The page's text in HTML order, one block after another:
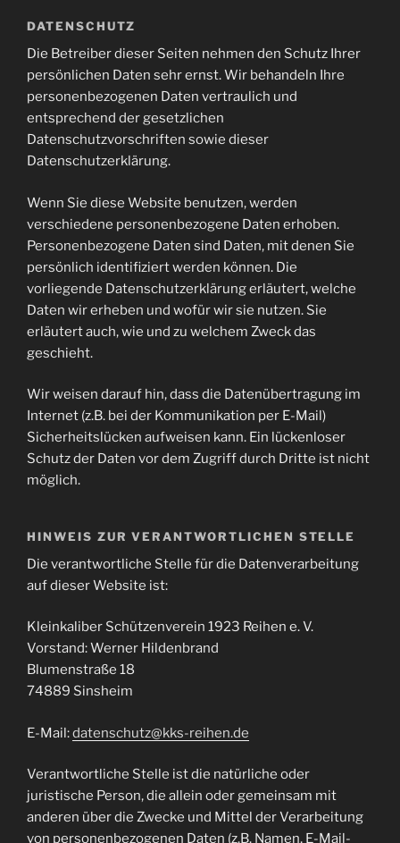
DATENSCHUTZ
Die Betreiber dieser Seiten nehmen den Schutz Ihrer
persönlichen Daten sehr ernst. Wir behandeln Ihre
personenbezogenen Daten vertraulich und
entsprechend der gesetzlichen
Datenschutzvorschriften sowie dieser
Datenschutzerklärung.
Wenn Sie diese Website benutzen, werden
verschiedene personenbezogene Daten erhoben.
Personenbezogene Daten sind Daten, mit denen Sie
persönlich identifiziert werden können. Die
vorliegende Datenschutzerklärung erläutert, welche
Daten wir erheben und wofür wir sie nutzen. Sie
erläutert auch, wie und zu welchem Zweck das
geschieht.
Wir weisen darauf hin, dass die Datenübertragung im
Internet (z.B. bei der Kommunikation per E-Mail)
Sicherheitslücken aufweisen kann. Ein lückenloser
Schutz der Daten vor dem Zugriff durch Dritte ist nicht
möglich.
HINWEIS ZUR VERANTWORTLICHEN STELLE
Die verantwortliche Stelle für die Datenverarbeitung
auf dieser Website ist:
Kleinkaliber Schützenverein 1923 Reihen e. V.
Vorstand: Werner Hildenbrand
Blumenstraße 18
74889 Sinsheim
E-Mail:datenschutz@kks-reihen.de
Verantwortliche Stelle ist die natürliche oder
juristische Person, die allein oder gemeinsam mit
anderen über die Zwecke und Mittel der Verarbeitung
von personenbezogenen Daten (z.B. Namen, E-Mail-